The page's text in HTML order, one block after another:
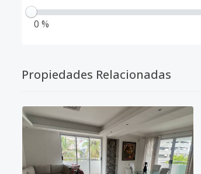
0 %
Propiedades Relacionadas